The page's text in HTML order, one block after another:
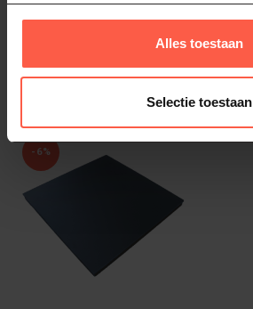
Alles toestaan
Selectie toestaan
Recent bekeken
-6%